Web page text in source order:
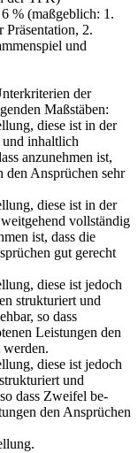
% (maßgeblich: 1.
Präsentation, 2.
und
der
Maßstäben:
diese ist in der
und inhaltlich
anzunehmen ist,
den Ansprüchen sehr
diese ist in der
vollständig
ist, dass die
gut gerecht
diese ist jedoch
strukturiert und
so dass
Leistungen den
werden.
diese ist jedoch
und
dass Zweifel be-
den Ansprüchen